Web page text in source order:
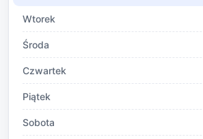
Wtorek
Środa
Czwartek
Piątek
Sobota